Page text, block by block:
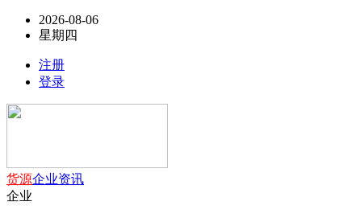
2026-08-06
星期四
注册
登录
货源企业资讯
企业